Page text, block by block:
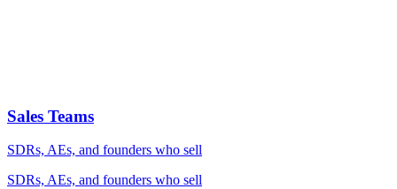
Sales Teams
SDRs, AEs, and founders who sell
SDRs, AEs, and founders who sell